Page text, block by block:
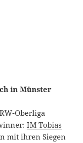
in Münster
Oberliga
IM Tobias
mit ihren Siegen